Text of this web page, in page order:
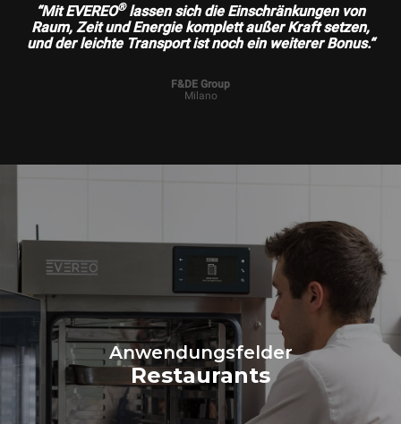
“Mit EVEREO®lassen sich die Einschränkungen von
Raum, Zeit und Energie komplett außer Kraft setzen,
und der leichte Transport ist noch ein weiterer Bonus.“
F&DE Group
Milano
Anwendungsfelder
Restaurants